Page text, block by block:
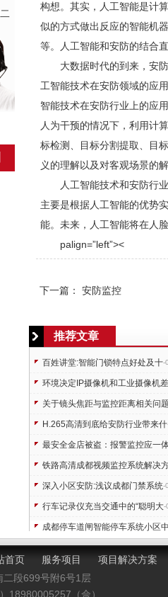
构想。其实，人工智能是计
似的方式做出反应的智能机
等。人工智能和安防的结合
大数据时代的到来， 安防
工智能技术在安防领域的应
智能技术在安防行业上的应
人为干预的情况下，利用计
标检测、目标分割提取、目
义的理解以及对客观场景的
人工智能技术和安防行
主要是根据人工智能的优势
能。未来，人工智能将在人
palign=”left”><
下一篇： 安防监控
推荐文章
百姓讲堂:智能门锁特点好处及十-
环境决定IP摄像机和工业摄像机差
关于镜头焦距与监控距离相关问题
H.265高清到底给安防行业带来什
最安全金店被盗：报警监控应一
铁路高清成都视频监控系统解决
深入小区安防:浅议成都门禁系统-
行车记录仪充当交通中的“聪明大-
成都停车道闸智能停车系统小区中
从安博会盛况解析H.265标准未来
首页 服务项目 项目解决方案
二段699号附6号1层
（佘）